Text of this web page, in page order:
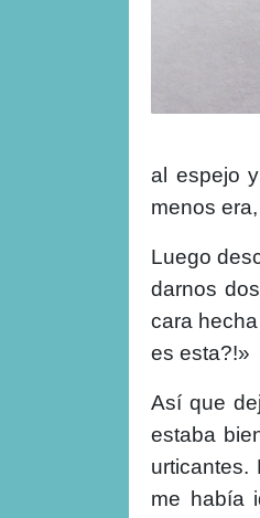
al espejo
menos
Luego
darnos
cara
es esta?!»
Así que
estaba
urticantes.
me había